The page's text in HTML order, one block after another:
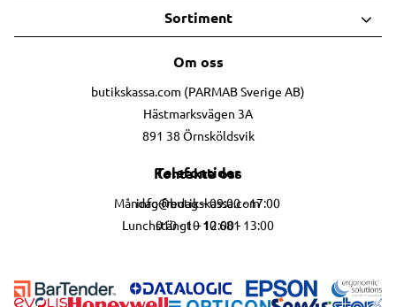
Om oss
butikskassa.com (PARMAB Sverige AB)
Hästmarksvägen 3A
891 38 Örnsköldsvik
Kontakta oss
info@butikskassa.com
010 - 10 10 681
Telefontider
Måndag-fredag – 09:00 - 17:00
Lunchstängt – 12:00 - 13:00
Sortiment